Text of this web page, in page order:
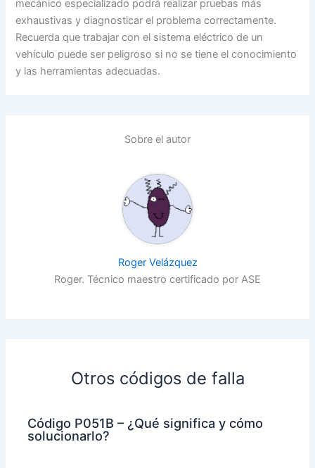
mecánico especializado podrá realizar pruebas más
exhaustivas y diagnosticar el problema correctamente.
Recuerda que trabajar con el sistema eléctrico de un
vehículo puede ser peligroso si no se tiene el conocimiento
y las herramientas adecuadas.
Sobre el autor
Roger Velázquez
Roger. Técnico maestro certificado por ASE
Otros códigos de falla
Código P051B – ¿Qué significa y cómo
solucionarlo?